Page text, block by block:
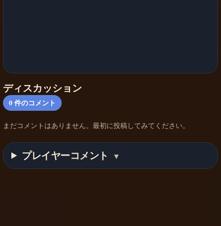
ディスカッション
0件のコメント
まだコメントはありません。最初に投稿してみてください。
プレイヤーコメント ▼